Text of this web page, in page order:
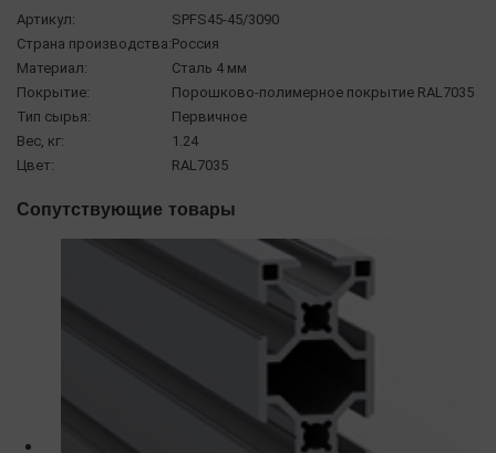
Артикул:
SPFS45-45/3090
Страна производства:Россия
Материал:
Сталь 4 мм
Покрытие:
Порошково-полимерное покрытие RAL7035
Тип сырья:
Первичное
Вес, кг:
1.24
Цвет:
RAL7035
Сопутствующие товары